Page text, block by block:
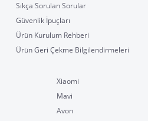
Sıkça Sorulan Sorular
Güvenlik İpuçları
Ürün Kurulum Rehberi
Ürün Geri Çekme Bilgilendirmeleri
Xiaomi
Mavi
Avon